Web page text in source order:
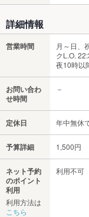
詳細情報
営業時間
月～日、
クL.O.
夜10時以
お問い合わ
せ時間
－
定休日 年中無休
予算詳細 1,500円
ネット予約
のポイント
利用
利用方法は
こちら
利用不可